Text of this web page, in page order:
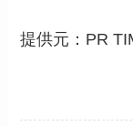
提供元： PR